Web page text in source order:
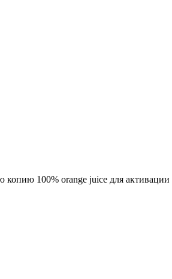
100% orange juice для активации